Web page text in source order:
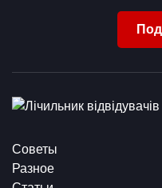
Советы
Разное